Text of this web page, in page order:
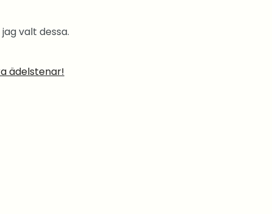
valt dessa.
ädelstenar!